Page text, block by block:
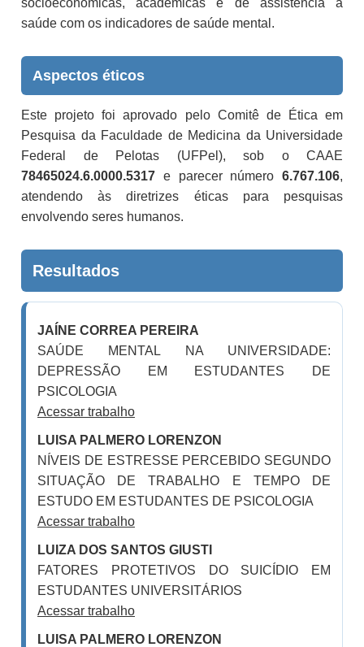
socioeconômicas, acadêmicas e de assistência à
saúde com os indicadores de saúde mental.
Aspectos éticos
Este projeto foi aprovado pelo Comitê de Ética em
Pesquisa da Faculdade de Medicina da Universidade
Federal de Pelotas (UFPel), sob o CAAE
78465024.6.0000.5317 e parecer número 6.767.106,
atendendo às diretrizes éticas para pesquisas
envolvendo seres humanos.
Resultados
JAÍNE CORREA PEREIRA
SAÚDE MENTAL NA UNIVERSIDADE:
DEPRESSÃO EM ESTUDANTES DE
PSICOLOGIA
Acessar trabalho
LUISA PALMERO LORENZON
NÍVEIS DE ESTRESSE PERCEBIDO SEGUNDO
SITUAÇÃO DE TRABALHO E TEMPO DE
ESTUDO EM ESTUDANTES DE PSICOLOGIA
Acessar trabalho
LUIZA DOS SANTOS GIUSTI
FATORES PROTETIVOS DO SUICÍDIO EM
ESTUDANTES UNIVERSITÁRIOS
Acessar trabalho
LUISA PALMERO LORENZON